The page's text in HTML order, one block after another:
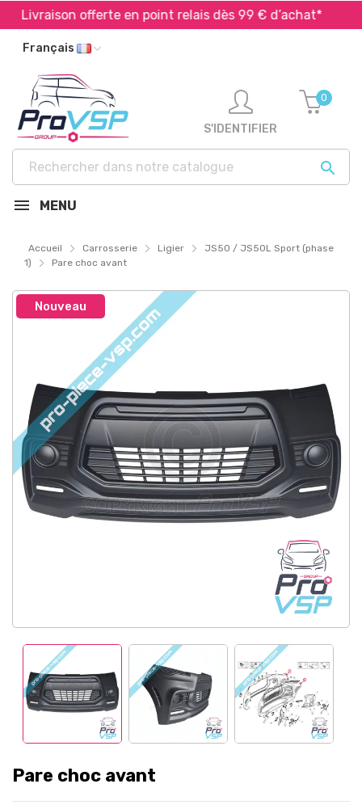
Livraison offerte en point relais dès 99 € d’achat*
Français

S'IDENTIFIER
0
MENU
Accueil Carrosserie Ligier
JS50 / JS50L Sport (phase
1)
Pare choc avant
Nouveau
Pare choc avant